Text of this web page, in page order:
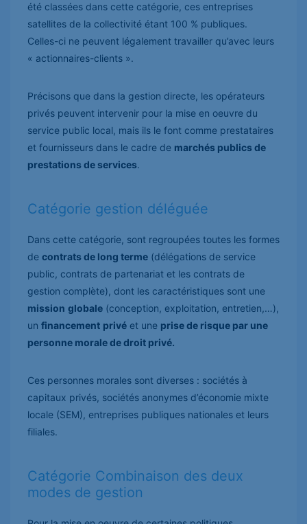
été classées dans cette catégorie, ces entreprises
satellites de la collectivité étant 100 % publiques.
Celles-ci ne peuvent légalement travailler qu’avec leurs
« actionnaires-clients ».
Précisons que dans la gestion directe, les opérateurs
privés peuvent intervenir pour la mise en oeuvre du
service public local, mais ils le font comme prestataires
et fournisseurs dans le cadre de marchés publics de
prestations de services.
Catégorie gestion déléguée
Dans cette catégorie, sont regroupées toutes les formes
de contrats de long terme (délégations de service
public, contrats de partenariat et les contrats de
gestion complète), dont les caractéristiques sont une
mission globale (conception, exploitation, entretien,…),
un financement privé et une prise de risque par une
personne morale de droit privé.
Ces personnes morales sont diverses : sociétés à
capitaux privés, sociétés anonymes d’économie mixte
locale (SEM), entreprises publiques nationales et leurs
filiales.
Catégorie Combinaison des deux
modes de gestion